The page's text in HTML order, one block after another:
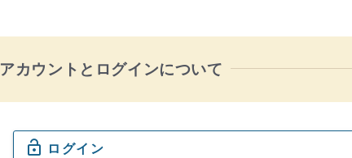
アカウントとログインについて
lock_open ログイン